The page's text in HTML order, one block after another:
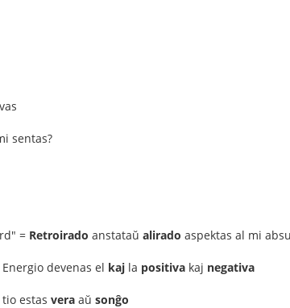
sentas?
= Retroirado anstataŭ alirado aspektas al mi
devenas el kaj la positiva kaj negativa
estas vera aŭ sonĝo